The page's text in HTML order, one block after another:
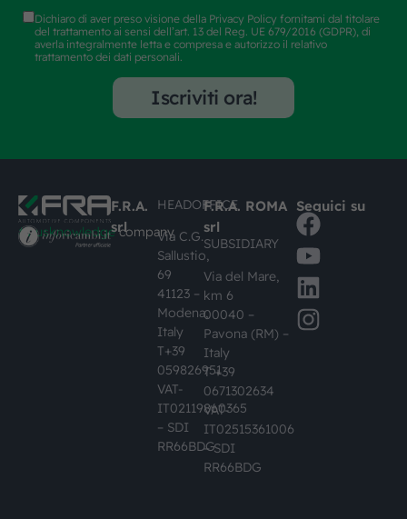
Dichiaro di aver preso visione della Privacy Policy fornitami dal titolare
del trattamento ai sensi dell’art. 13 del Reg. UE 679/2016 (GDPR), di
averla integralmente letta e compresa e autorizzo il relativo
trattamento dei dati personali.
Iscriviti ora!
#busknowledgecompany
F.R.A.
srl
HEADOFFICE
Via C.G.
Sallustio,
69
41123 –
Modena,
Italy
T+39
059826951
VAT-
IT02119860365
– SDI
RR66BDG
F.R.A. ROMA
srl
SUBSIDIARY
Via del Mare,
km 6
00040 –
Pavona (RM) –
Italy
T +39
0671302634
VAT-
IT02515361006
– SDI
RR66BDG
Seguici su